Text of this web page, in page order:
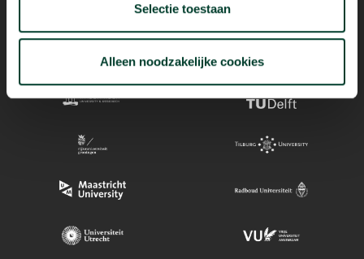
Selectie toestaan
Alleen noodzakelijke cookies